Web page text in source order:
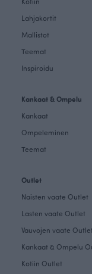
Lahjakortit
Mallistot
Teemat
Inspiroidu
Kankaat & Ompelu
Kankaat
Ompeleminen
Teemat
Outlet
Naisten vaate Outlet
Lasten vaate Outlet
Vauvojen vaate Outlet
Kankaat & Ompelu
Kotiin Outlet